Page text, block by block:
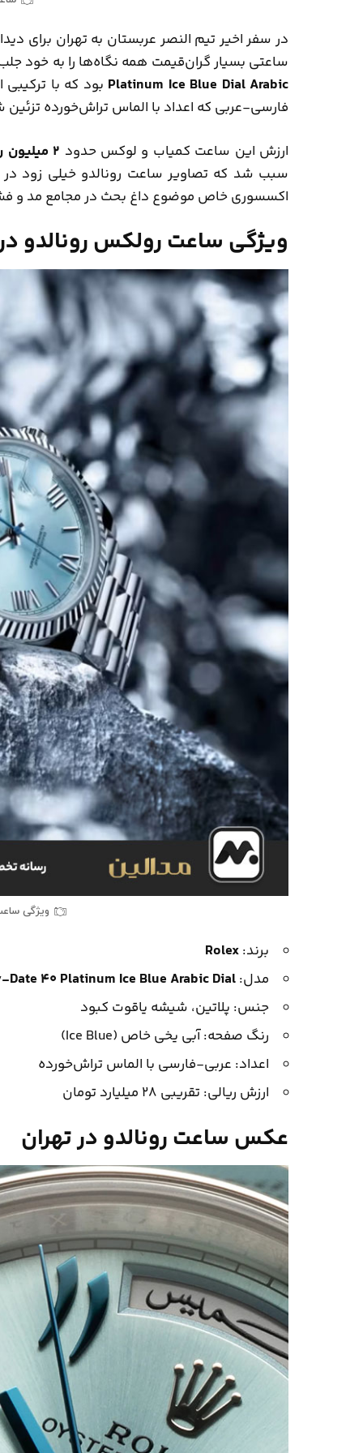
در سفر اخیر تیم النصر عربستان به تهران برای
ساعتی بسیار گران‌قیمت همه نگاه‌ها را به خود
Platinum Ice Blue Dial Arabic بود که با
فارسی-عربی که اعداد با الماس تراش‌خورده
ارزش این ساعت کمیاب و لوکس حدود ۲ میلیون ریال سعودی
سبب شد که تصاویر ساعت رونالدو خیلی زود
اکسسوری خاص موضوع داغ بحث در مجامع مد و
ویژگی‌ ساعت رولکس رونالدو
ویژگی‌
برند:Rolex
مدل:Date 40 Platinum Ice Blue Arabic Dial
جنس: پلاتین، شیشه یاقوت کبود
رنگ صفحه: آبی یخی خاص (Ice Blue)
اعداد: عربی-فارسی با الماس تراش‌خورده
ارزش ریالی: تقریبی ۲۸ میلیارد تومان
عکس ساعت رونالدو در تهران